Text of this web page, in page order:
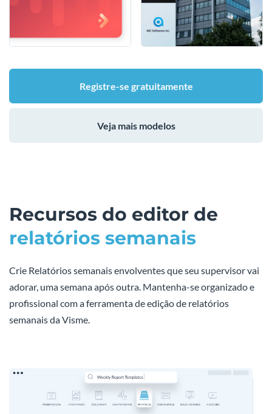
Registre-se gratuitamente
Veja mais modelos
Recursos do editor de
relatórios semanais
Crie Relatórios semanais envolventes que seu supervisor vai
adorar, uma semana após outra. Mantenha-se organizado e
profissional com a ferramenta de edição de relatórios
semanais da Visme.